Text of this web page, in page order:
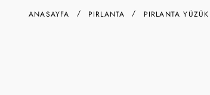
ANASAYFA PIRLANTA PIRLANTA YÜZÜK